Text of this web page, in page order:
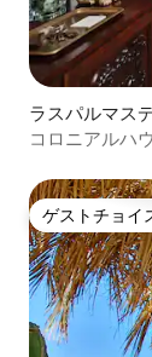
ラスパルマス
コロニアルハ
ゲストチョイ
ゲストチョイ